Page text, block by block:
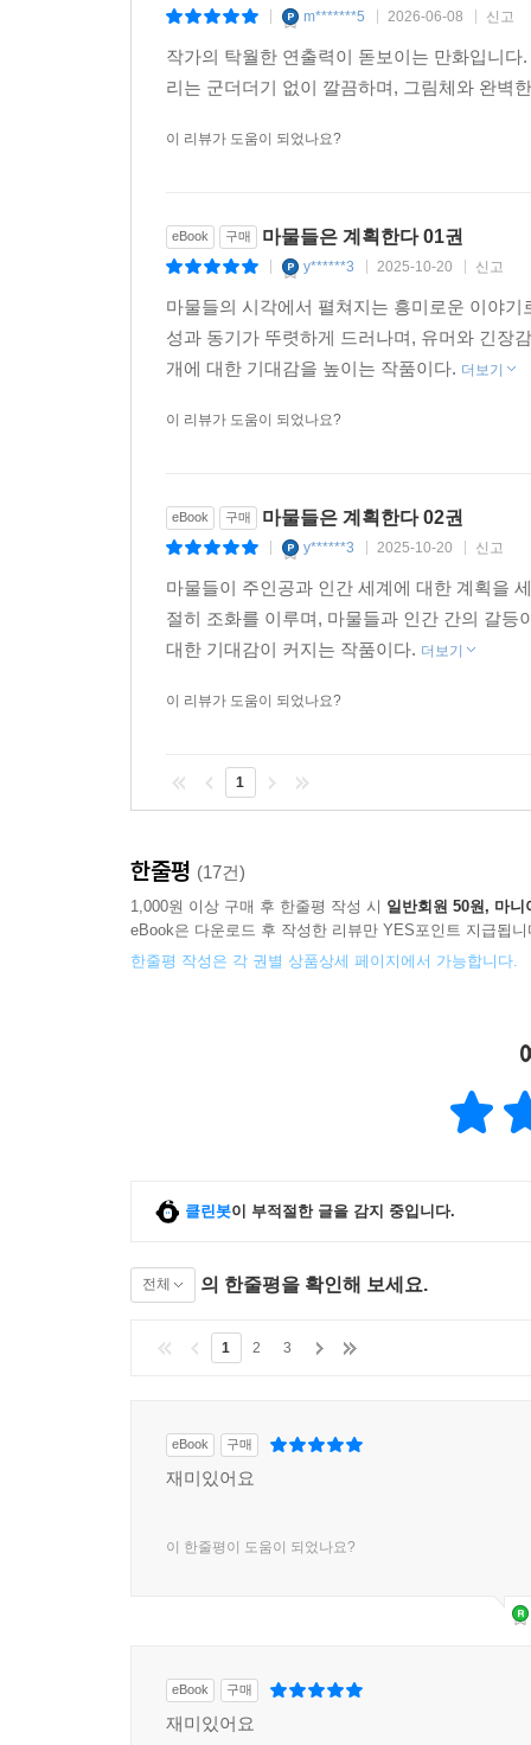
m*******5 2026-06-08 신고
작가의 탁월한 연출력이 돋보이는 만화입니
리는 군더더기 없이 깔끔하며, 그림체와 완벽
이 리뷰가 도움이 되었나요?
eBook 구매 마물들은 계획한다 01권
y******3 2025-10-20 신고
마물들의 시각에서 펼쳐지는 흥미로운 이야
성과 동기가 뚜렷하게 드러나며, 유머와 긴장
개에 대한 기대감을 높이는 작품이다. 더보기
이 리뷰가 도움이 되었나요?
eBook 구매 마물들은 계획한다 02권
y******3 2025-10-20 신고
마물들이 주인공과 인간 세계에 대한 계획을
절히 조화를 이루며, 마물들과 인간 간의 갈
대한 기대감이 커지는 작품이다. 더보기
이 리뷰가 도움이 되었나요?
1
한줄평 (17건)
1,000원 이상 구매 후 한줄평 작성 시 일반회원 50원, 마니
eBook은 다운로드 후 작성한 리뷰만 YES포인트 지급됩니
한줄평 작성은 각 권별 상품상세 페이지에서 가능합니다.
클린봇이 부적절한 글을 감지 중입니다.
전체 의 한줄평을 확인해 보세요.
1 2 3
eBook 구매
재미있어요
이 한줄평이 도움이 되었나요?
eBook 구매
재미있어요